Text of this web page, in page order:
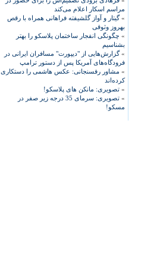
مراسم اسکار اعلام می‌کند
»گیتار و آواز گلشیفته فراهانی همراه با رقص
بهروز وثوقی
» چگونگی انفجار ساختمان پلاسکو را بهتر
بشناسیم
»گزارش‌هایی از "دیپورت" مسافران ایرانی در
فرودگاه‌های آمریکا پس از دستور ترامپ
» مشاور رفسنجانی: عکس هاشمی را دستکاری
کرده‌اند
» تصویری: مانکن های پلاسکو!
»
تصویری: سرمای 35 درجه زیر صفر در
مسکو!